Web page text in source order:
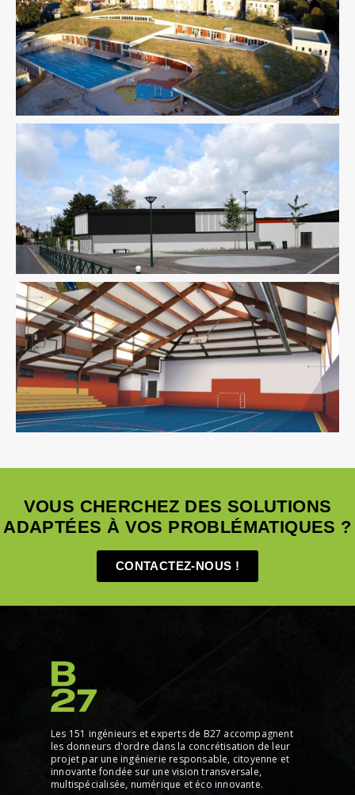
BIM / CIM / TIM Équipement Sportif Structure VRD
Équipement Sportif Fluides Ingenierie TCE Structure
VRD
Équipement Sportif Fluides Ingenierie TCE Pilotage
D'opération / MOEX
VOUS CHERCHEZ DES SOLUTIONS
ADAPTÉES À VOS PROBLÉMATIQUES ?
CONTACTEZ-NOUS !
Les 151 ingénieurs et experts de B27 accompagnent
les donneurs d'ordre dans la concrétisation de leur
projet par une ingénierie responsable, citoyenne et
innovante fondée sur une vision transversale,
multispécialisée, numérique et éco innovante.